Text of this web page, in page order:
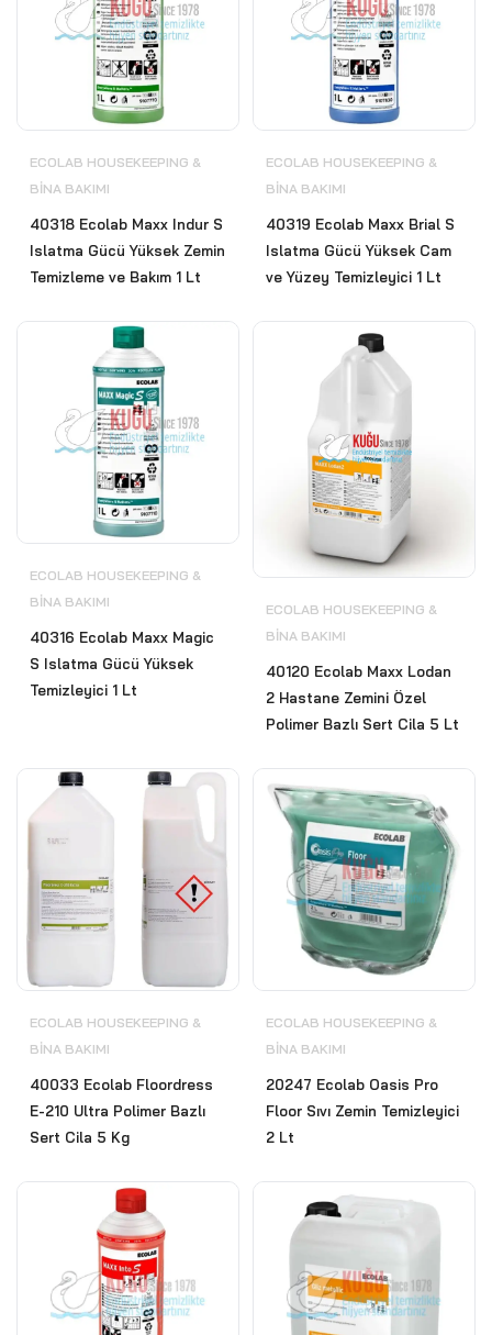
ECOLAB HOUSEKEEPING &
BİNA BAKIMI
40318 Ecolab Maxx Indur S
Islatma Gücü Yüksek Zemin
Temizleme ve Bakım 1 Lt
ECOLAB HOUSEKEEPING &
BİNA BAKIMI
40319 Ecolab Maxx Brial S
Islatma Gücü Yüksek Cam
ve Yüzey Temizleyici 1 Lt
ECOLAB HOUSEKEEPING &
BİNA BAKIMI
40316 Ecolab Maxx Magic
S Islatma Gücü Yüksek
Temizleyici 1 Lt
ECOLAB HOUSEKEEPING &
BİNA BAKIMI
40120 Ecolab Maxx Lodan
2 Hastane Zemini Özel
Polimer Bazlı Sert Cila 5 Lt
ECOLAB HOUSEKEEPING &
BİNA BAKIMI
40033 Ecolab Floordress
E-210 Ultra Polimer Bazlı
Sert Cila 5 Kg
ECOLAB HOUSEKEEPING &
BİNA BAKIMI
20247 Ecolab Oasis Pro
Floor Sıvı Zemin Temizleyici
2 Lt